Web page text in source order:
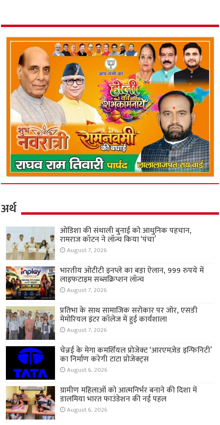
अर्थ
ओडिशा की संथाली बुनाई को आधुनिक पहचान,
रामराज कॉटन ने लॉन्च किया ‘पंचा’
August 7, 2026
भारतीय ओटीटी इनप्ले का बड़ा ऐलान, 999 रुपये में
लाइफटाइम सब्सक्रिप्शन लॉन्च
August 7, 2026
प्रतिभा के साथ सामाजिक सरोकार पर जोर, एसडी
मेमोरियल इंटर कॉलेज में हुई कार्यशाला
August 7, 2026
चेन्नई के मेगा कमर्शियल प्रोजेक्ट ‘आरएमज़ेड इन्फिनिटी’
का निर्माण करेगी टाटा प्रोजेक्ट्स
August 6, 2026
ग्रामीण महिलाओं को आत्मनिर्भर बनाने की दिशा में
डालमिया भारत फाउंडेशन की नई पहल
August 6, 2026